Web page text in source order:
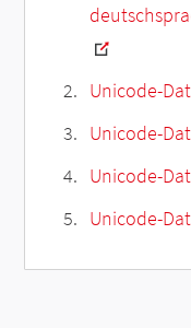
Unicode-
Unicode-
Unicode-
Unicode-